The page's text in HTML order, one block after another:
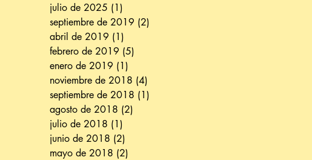
julio de 2025 (1)
septiembre de 2019 (2)
abril de 2019 (1)
febrero de 2019 (5)
enero de 2019 (1)
noviembre de 2018 (4)
septiembre de 2018 (1)
agosto de 2018 (2)
julio de 2018 (1)
junio de 2018 (2)
mayo de 2018 (2)